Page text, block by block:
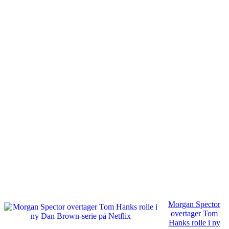
Morgan Spector
overtager Tom
Hanks rolle i ny